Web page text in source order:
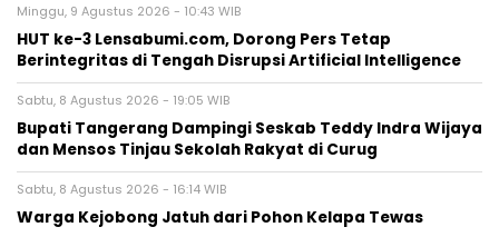
Minggu, 9 Agustus 2026 - 10:43 WIB
HUT ke-3 Lensabumi.com, Dorong Pers Tetap
Berintegritas di Tengah Disrupsi Artificial Intelligence
Sabtu, 8 Agustus 2026 - 19:05 WIB
Bupati Tangerang Dampingi Seskab Teddy Indra Wijaya
dan Mensos Tinjau Sekolah Rakyat di Curug
Sabtu, 8 Agustus 2026 - 16:14 WIB
Warga Kejobong Jatuh dari Pohon Kelapa Tewas